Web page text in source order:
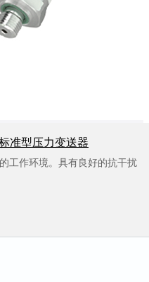
准型压力变送器
工作环境。具有良好的抗干扰